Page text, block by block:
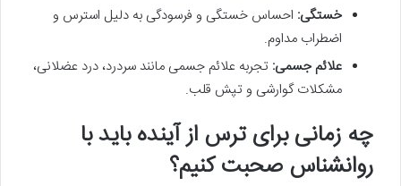
خستگی: احساس خستگی و فرسودگی به دلیل استرس و
اضطراب مداوم.
علائم جسمی: تجربه علائم جسمی مانند سردرد، درد عضلانی،
مشکلات گوارشی و تپش قلب.
چه زمانی برای ترس از آینده باید با
روانشناس صحبت کنیم؟